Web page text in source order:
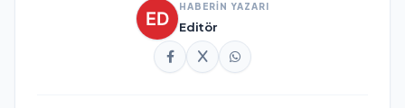
HABERİN YAZARI
Editör